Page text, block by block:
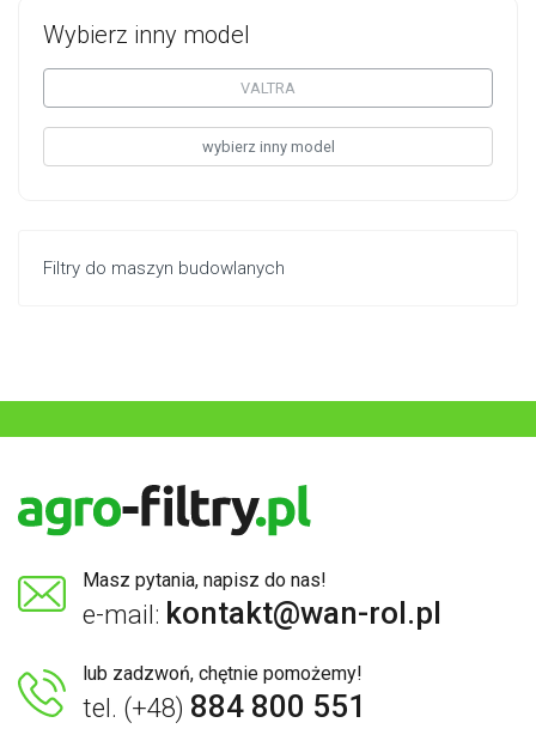
Wybierz inny model
VALTRA
wybierz inny model
Filtry do maszyn budowlanych
Masz pytania, napisz do nas!
e-mail: kontakt@wan-rol.pl
lub zadzwoń, chętnie pomożemy!
tel. (+48) 884 800 551